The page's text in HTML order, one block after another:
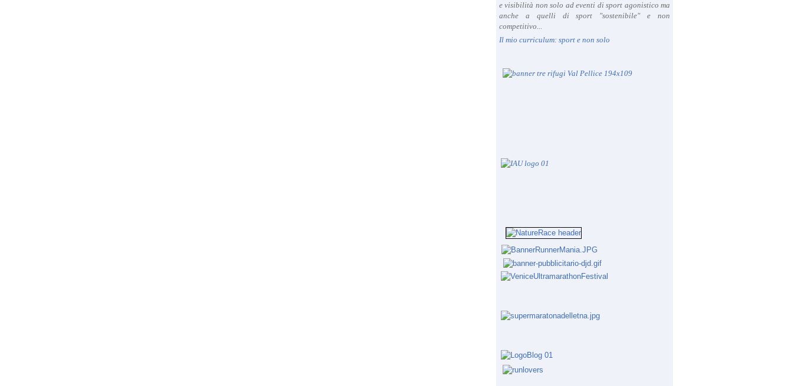
e visibilità non solo ad eventi di sport agonistico ma
anche a quelli di sport "sostenibile" e non
competitivo...
Il mio curriculum: sport e non solo